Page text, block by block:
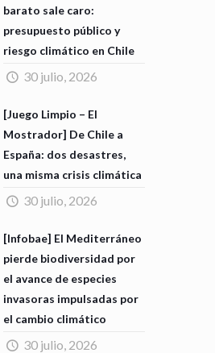
barato sale caro:
presupuesto público y
riesgo climático en Chile
30 julio, 2026
[Juego Limpio – El
Mostrador] De Chile a
España: dos desastres,
una misma crisis climática
30 julio, 2026
[Infobae] El Mediterráneo
pierde biodiversidad por
el avance de especies
invasoras impulsadas por
el cambio climático
30 julio, 2026